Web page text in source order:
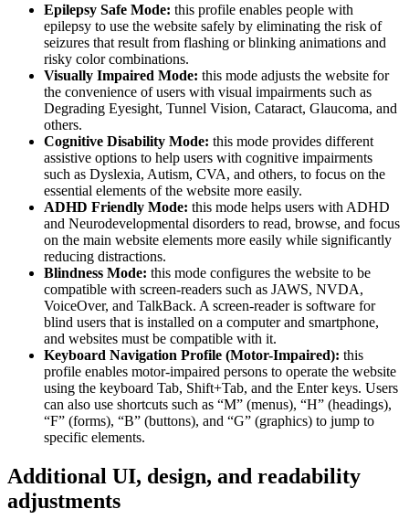
Epilepsy Safe Mode: this profile enables people with
epilepsy to use the website safely by eliminating the risk of
seizures that result from flashing or blinking animations and
risky color combinations.
Visually Impaired Mode: this mode adjusts the website for
the convenience of users with visual impairments such as
Degrading Eyesight, Tunnel Vision, Cataract, Glaucoma, and
others.
Cognitive Disability Mode: this mode provides different
assistive options to help users with cognitive impairments
such as Dyslexia, Autism, CVA, and others, to focus on the
essential elements of the website more easily.
ADHD Friendly Mode: this mode helps users with ADHD
and Neurodevelopmental disorders to read, browse, and focus
on the main website elements more easily while significantly
reducing distractions.
Blindness Mode: this mode configures the website to be
compatible with screen-readers such as JAWS, NVDA,
VoiceOver, and TalkBack. A screen-reader is software for
blind users that is installed on a computer and smartphone,
and websites must be compatible with it.
Keyboard Navigation Profile (Motor-Impaired): this
profile enables motor-impaired persons to operate the website
using the keyboard Tab, Shift+Tab, and the Enter keys. Users
can also use shortcuts such as “M” (menus), “H” (headings),
“F” (forms), “B” (buttons), and “G” (graphics) to jump to
specific elements.
Additional UI, design, and readability
adjustments